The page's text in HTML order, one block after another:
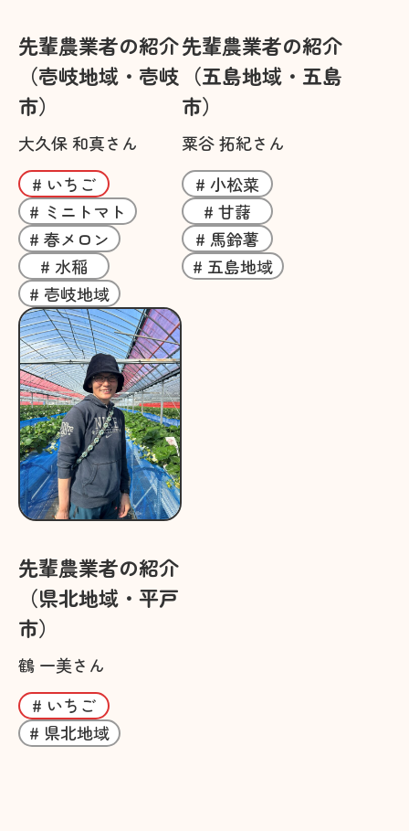
先輩農業者の紹介
（壱岐地域・壱岐
市）
大久保 和真さん
# いちご
# ミニトマト
# 春メロン
# 水稲
# 壱岐地域
先輩農業者の紹介
（五島地域・五島
市）
粟谷 拓紀さん
# 小松菜
# 甘藷
# 馬鈴薯
# 五島地域
先輩農業者の紹介
（県北地域・平戸
市）
鶴 一美さん
# いちご
# 県北地域